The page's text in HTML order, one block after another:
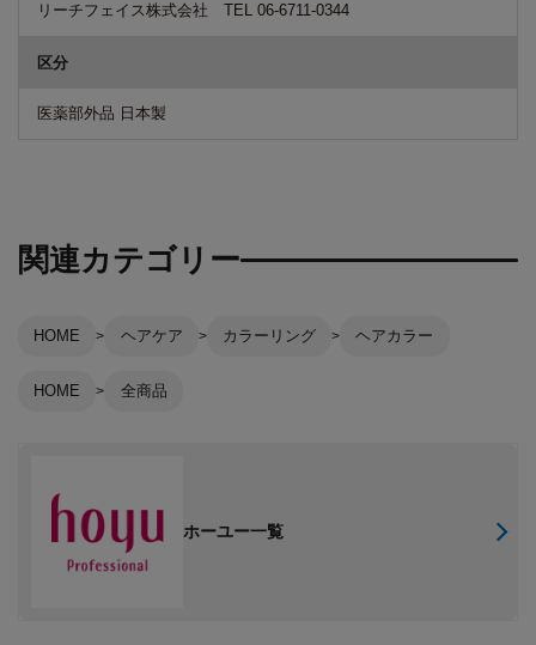
リーチフェイス株式会社 TEL 06-6711-0344
区分
医薬部外品 日本製
関連カテゴリー
HOME ヘアケア カラーリング ヘアカラー
HOME 全商品
ホーユー一覧